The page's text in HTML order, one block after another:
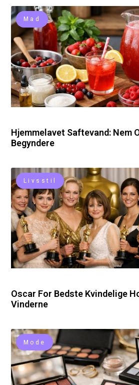
Mad
Hjemmelavet Saftevand: Nem
Begyndere
Livsstil
Oscar For Bedste Kvindelige
Vinderne
Mode